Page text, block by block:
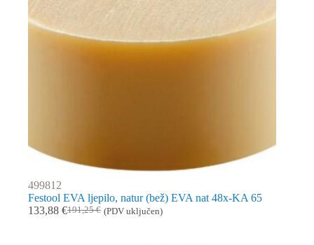
499812
Festool EVA ljepilo, natur (bež) EVA nat 48x-KA 65
191,25€
Izvorna
133,88 €Trenutna (PDV uključen)